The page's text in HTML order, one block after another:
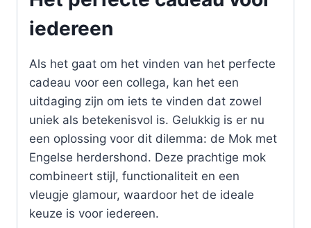
iedereen
Als het gaat om het vinden van het perfecte
cadeau voor een collega, kan het een
uitdaging zijn om iets te vinden dat zowel
uniek als betekenisvol is. Gelukkig is er nu
een oplossing voor dit dilemma: de Mok met
Engelse herdershond. Deze prachtige mok
combineert stijl, functionaliteit en een
vleugje glamour, waardoor het de ideale
keuze is voor iedereen.